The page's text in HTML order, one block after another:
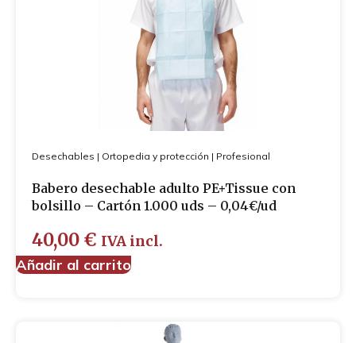
Fundas de almohada
Sábanas bajeras
Sábanas encimeras
Toallas
Alfombrillas
Profesional
Desechables
Ortopedia y protección
Ropa profesional
Desechables | Ortopedia y protección | Profesional
Babero desechable adulto PE+Tissue con
bolsillo – Cartón 1.000 uds – 0,04€/ud
40,00 € IVA incl.
Añadir al carrito